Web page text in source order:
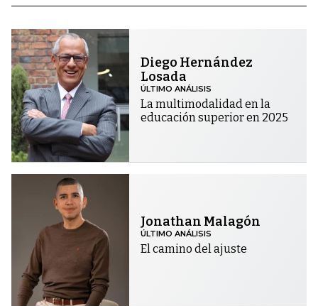
Diego Hernández
Losada
ÚLTIMO ANÁLISIS
La multimodalidad en la
educación superior en 2025
Jonathan Malagón
ÚLTIMO ANÁLISIS
El camino del ajuste